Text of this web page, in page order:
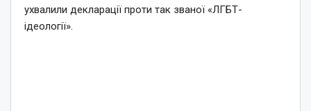
ухвалили декларації проти так званої «ЛГБТ-
ідеології».